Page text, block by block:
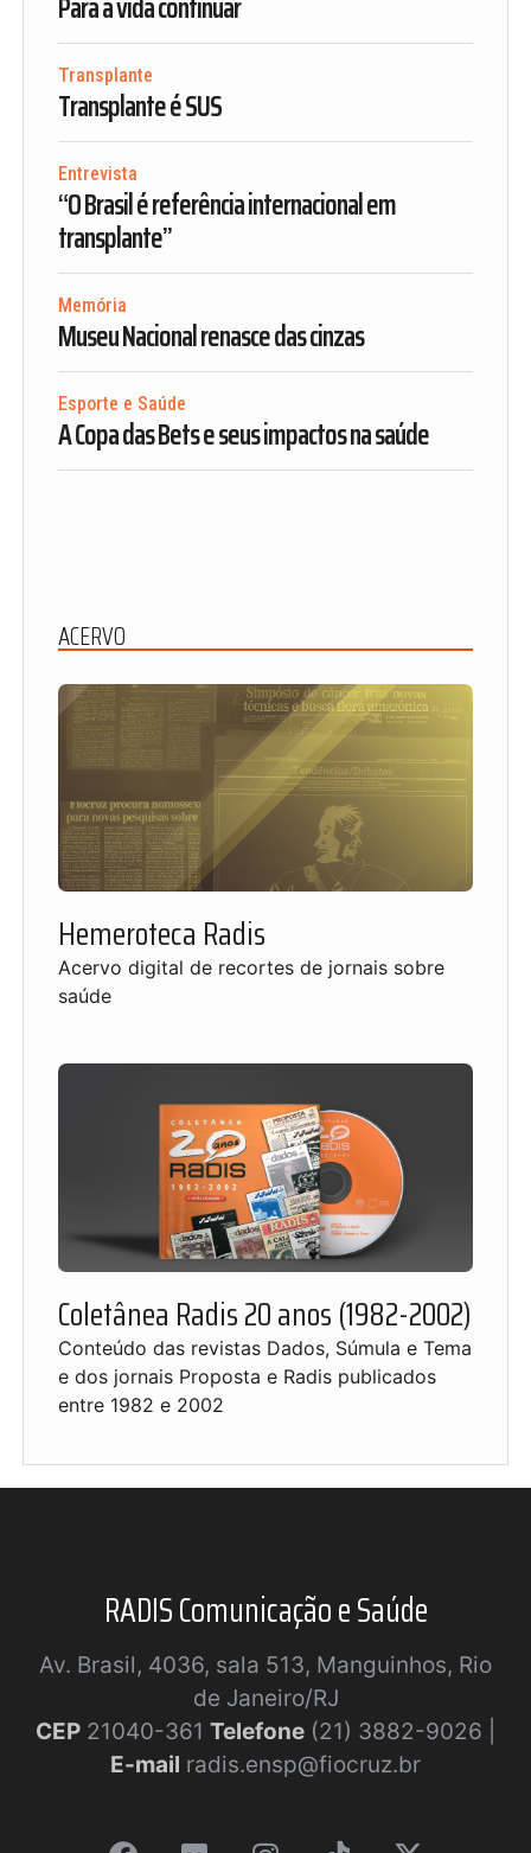
Transplante
Transplante é SUS
Entrevista
“O Brasil é referência internacional em
transplante”
Memória
Museu Nacional renasce das cinzas
Esporte e Saúde
A Copa das Bets e seus impactos na saúde
ACERVO
Hemeroteca Radis
Acervo digital de recortes de jornais sobre
saúde
Coletânea Radis 20 anos (1982-2002)
Conteúdo das revistas Dados, Súmula e Tema
e dos jornais Proposta e Radis publicados
entre 1982 e 2002
RADIS Comunicação e Saúde
Av. Brasil, 4036, sala 513, Manguinhos, Rio
de Janeiro/RJ
CEP 21040-361 Telefone (21) 3882-9026 |
E-mail radis.ensp@fiocruz.br